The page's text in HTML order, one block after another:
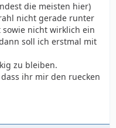
die meisten hier)
nicht gerade runter
nicht wirklich ein
soll ich erstmal mit
zu bleiben.
ihr mir den ruecken